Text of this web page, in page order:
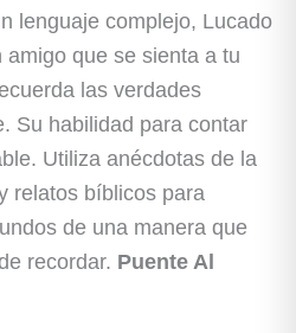
lenguaje complejo, Lucado
que se sienta a tu
las verdades
Su habilidad para contar
Utiliza anécdotas de la
relatos bíblicos para
de una manera que
recordar. Puente Al